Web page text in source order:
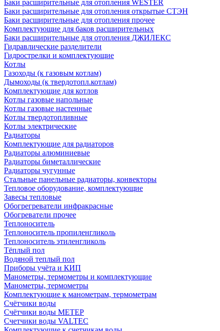
Баки расширительные для отопления WESTER
Баки расширительные для отопления открытые СТЭН
Баки расширительные для отопления прочее
Комплектующие для баков расширительных
Баки расширительные для отопления ДЖИЛЕКС
Гидравлические разделители
Гидрострелки и комплектующие
Котлы
Газоходы (к газовым котлам)
Дымоходы (к твердотопл.котлам)
Комплектующие для котлов
Котлы газовые напольные
Котлы газовые настенные
Котлы твердотопливные
Котлы электрические
Радиаторы
Комплектующие для радиаторов
Радиаторы алюминиевые
Радиаторы биметаллические
Радиаторы чугунные
Стальные панельные радиаторы, конвекторы
Тепловое оборудование, комплектующие
Завесы тепловые
Обогрегреватели инфракрасные
Обогреватели прочее
Теплоноситель
Теплоноситель пропиленгликоль
Теплоноситель этиленгликоль
Тёплый пол
Водяной теплый пол
Приборы учёта и КИП
Манометры, термометры и комплектующие
Манометры, термометры
Комплектующие к манометрам, термометрам
Счётчики воды
Счётчики воды МЕТЕР
Счетчики воды VALTEC